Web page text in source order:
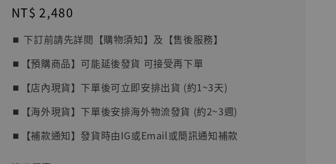
Regular
price
NT$ 2,480
⏹︎ 下訂前請先詳閱【購物須知】及【售後服務】
⏹︎【預購商品】可能延後發貨 可接受再下單
⏹︎【店內現貨】下單後可立即安排出貨 (約1~3天)
⏹︎【海外現貨】下單後安排海外物流發貨 (約2~3週)
⏹︎【補款通知】發貨時由IG或Email或簡訊通知補款